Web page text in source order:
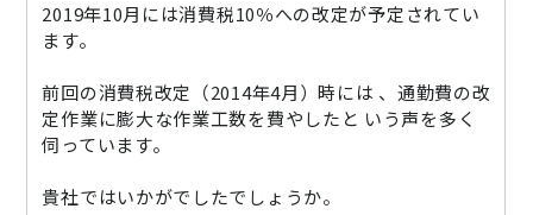
2019年10月には消費税10％への改定が予定されてい
ます。
前回の消費税改定（2014年4月）時には 、通勤費の改
定作業に膨大な作業工数を費やしたと いう声を多く
伺っています。
貴社ではいかがでしたでしょうか。